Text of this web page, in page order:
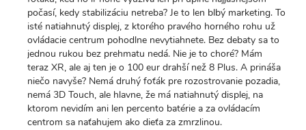
počasí, kedy stabilizáciu netreba? Je to len blbý marketing. To
isté natiahnutý displej, z ktorého pravého horného rohu už
ovládacie centrum pohodlne nevytiahnete. Bez debaty sa to
jednou rukou bez prehmatu nedá. Nie je to choré? Mám
teraz XR, ale aj ten je o 100 eur drahší než 8 Plus. A prináša
niečo navyše? Nemá druhý foťák pre rozostrovanie pozadia,
nemá 3D Touch, ale hlavne, že má natiahnutý displej, na
ktorom nevidím ani len percento batérie a za ovládacím
centrom sa naťahujem ako dieťa za zmrzlinou.